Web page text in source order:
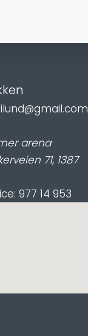
arena
71, 1387
977 14 953